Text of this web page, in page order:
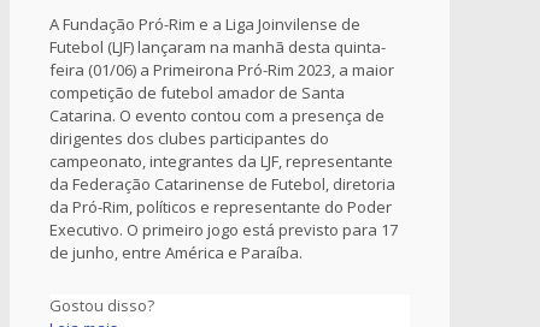
A Fundação Pró-Rim e a Liga Joinvilense de
Futebol (LJF) lançaram na manhã desta quinta-
feira (01/06) a Primeirona Pró-Rim 2023, a maior
competição de futebol amador de Santa
Catarina. O evento contou com a presença de
dirigentes dos clubes participantes do
campeonato, integrantes da LJF, representante
da Federação Catarinense de Futebol, diretoria
da Pró-Rim, políticos e representante do Poder
Executivo. O primeiro jogo está previsto para 17
de junho, entre América e Paraíba.
Gostou disso?